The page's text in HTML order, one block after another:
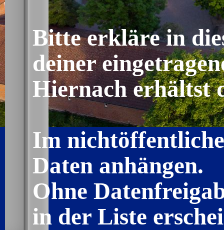
Bitte erkläre in
deiner
Hiernach erhältst
Im
Daten anhängen.
Ohne
in der Liste